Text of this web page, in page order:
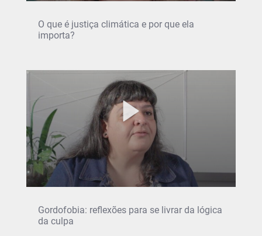
O que é justiça climática e por que ela
importa?
Gordofobia: reflexões para se livrar da lógica
da culpa